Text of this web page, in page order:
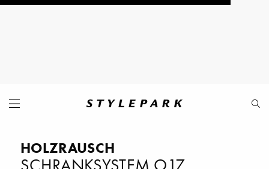
HOLZRAUSCH
SCHRANKSYSTEM O17